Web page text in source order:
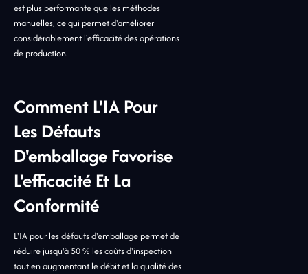
est plus performante que les méthodes
manuelles, ce qui permet d'améliorer
considérablement l'efficacité des opérations
de production.
Comment L'IA Pour
Les Défauts
D'emballage Favorise
L'efficacité Et La
Conformité
L'IA pour les défauts d'emballage permet de
réduire jusqu'à 50 % les coûts d'inspection
tout en augmentant le débit et la qualité des